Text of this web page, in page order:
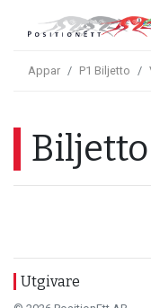
Appar P1 Biljetto
Biljetto
Utgivare